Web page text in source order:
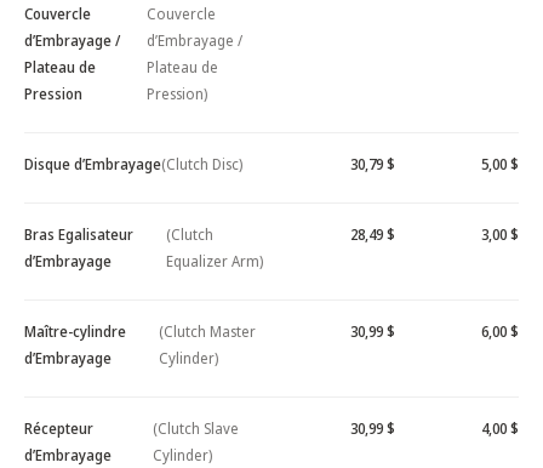
Couvercle
d’Embrayage /
Plateau de
Pression
Couvercle
d’Embrayage /
Plateau de
Pression)
Disque d’Embrayage(Clutch Disc) 30,79 $ 5,00 $
Bras Egalisateur
d’Embrayage
(Clutch
Equalizer Arm)
28,49 $ 3,00 $
Maître-cylindre
d’Embrayage
(Clutch Master
Cylinder)
30,99 $ 6,00 $
Récepteur
d’Embrayage
(Clutch Slave
Cylinder)
30,99 $ 4,00 $